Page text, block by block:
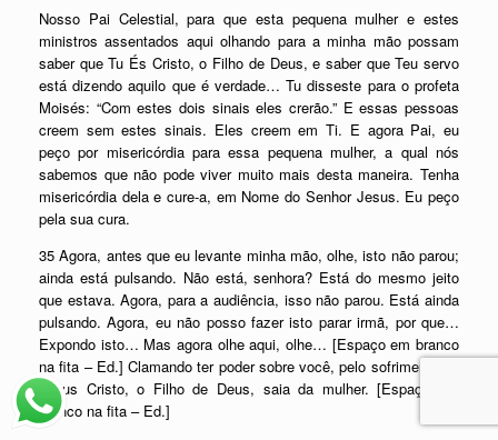
Nosso Pai Celestial, para que esta pequena mulher e estes
ministros assentados aqui olhando para a minha mão possam
saber que Tu És Cristo, o Filho de Deus, e saber que Teu servo
está dizendo aquilo que é verdade… Tu disseste para o profeta
Moisés: “Com estes dois sinais eles crerão.” E essas pessoas
creem sem estes sinais. Eles creem em Ti. E agora Pai, eu
peço por misericórdia para essa pequena mulher, a qual nós
sabemos que não pode viver muito mais desta maneira. Tenha
misericórdia dela e cure-a, em Nome do Senhor Jesus. Eu peço
pela sua cura.
35 Agora, antes que eu levante minha mão, olhe, isto não parou;
ainda está pulsando. Não está, senhora? Está do mesmo jeito
que estava. Agora, para a audiência, isso não parou. Está ainda
pulsando. Agora, eu não posso fazer isto parar irmã, por que…
Expondo isto… Mas agora olhe aqui, olhe… [Espaço em branco
na fita – Ed.] Clamando ter poder sobre você, pelo sofrimento de
Jesus Cristo, o Filho de Deus, saia da mulher. [Espaço em
branco na fita – Ed.]